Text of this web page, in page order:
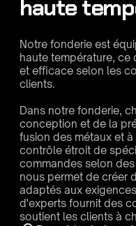
haute
Notre fonderie est
haute température,
et efficace selon les
clients.
Dans notre fonderie,
conception et de la
fusion des métaux et
contrôle étroit de
commandes selon
nous permet de créer
adaptés aux
d'experts fournit des
soutient les clients à